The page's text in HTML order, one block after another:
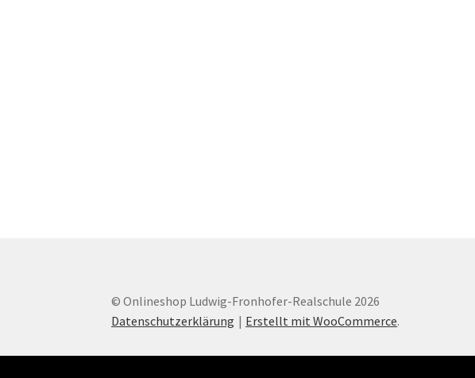
© Onlineshop Ludwig-Fronhofer-Realschule 2026
Datenschutzerklärung
Erstellt mit WooCommerce.